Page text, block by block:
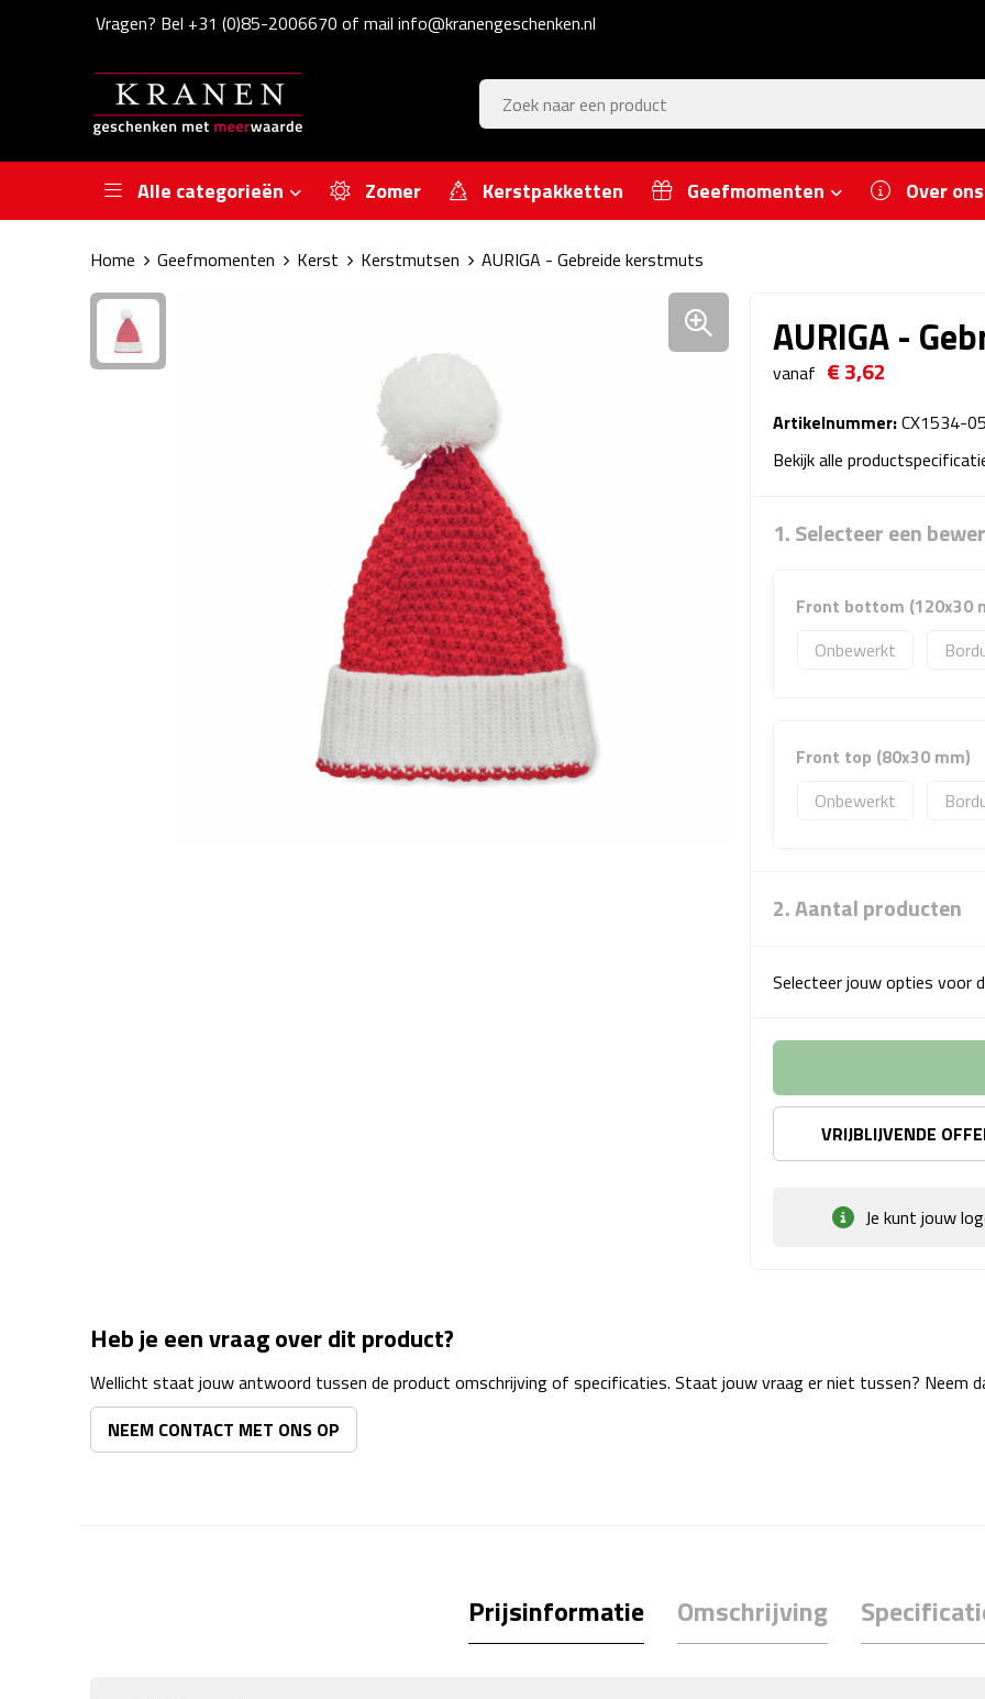
Vragen? Bel +31 (0)85-2006670 of mail info@kranengeschenken.nl
Alle categorieën Zomer Kerstpakketten Geefmomenten Over ons
Home Geefmomenten Kerst Kerstmutsen AURIGA - Gebreide kerstmuts
AURIGA -
vanaf € 3,62
Artikelnummer:CX1534-
Bekijk alle
1. Selecteer een
Front bottom (120x30
Onbewerkt
Front top (80x30 mm)
Onbewerkt
2. Aantal producten
Selecteer jouw opties voor
VRIJBLIJVENDE
Je kunt jouw
Heb je een vraag over dit product?
Wellicht staat jouw antwoord tussen de product omschrijving of specificaties. Staat jouw vraag er niet tussen? Neem
NEEM CONTACT MET ONS OP
Prijsinformatie Omschrijving